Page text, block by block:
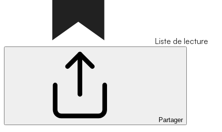
Liste de lecture
Partager